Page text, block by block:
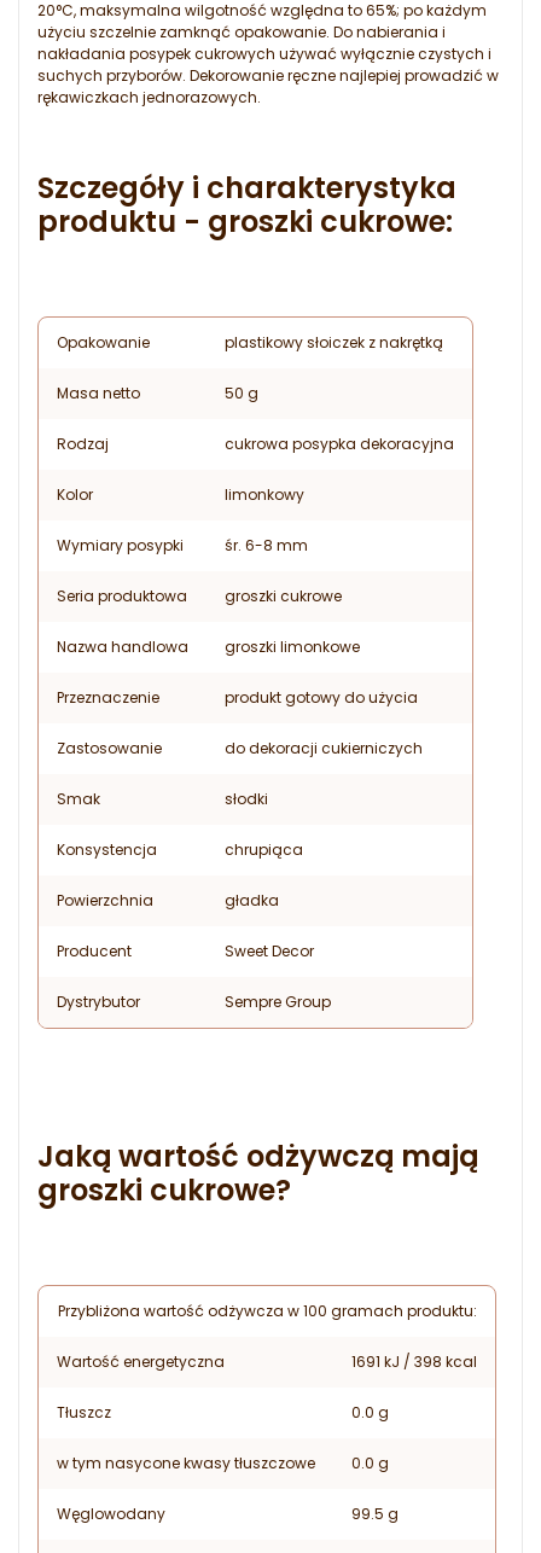
20°C, maksymalna wilgotność względna to 65%; po każdym
użyciu szczelnie zamknąć opakowanie. Do nabierania i
nakładania posypek cukrowych używać wyłącznie czystych i
suchych przyborów. Dekorowanie ręczne najlepiej prowadzić w
rękawiczkach jednorazowych.
Szczegóły i charakterystyka
produktu - groszki cukrowe:
Opakowanie plastikowy słoiczek z nakrętką
Masa netto 50 g
Rodzaj cukrowa posypka dekoracyjna
Kolor limonkowy
Wymiary posypki śr. 6-8 mm
Seria produktowa groszki cukrowe
Nazwa handlowa groszki limonkowe
Przeznaczenie produkt gotowy do użycia
Zastosowanie do dekoracji cukierniczych
Smak słodki
Konsystencja chrupiąca
Powierzchnia gładka
Producent Sweet Decor
Dystrybutor Sempre Group
Jaką wartość odżywczą mają
groszki cukrowe?
Przybliżona wartość odżywcza w 100 gramach produktu:
Wartość energetyczna 1691 kJ / 398 kcal
Tłuszcz 0.0 g
w tym nasycone kwasy tłuszczowe 0.0 g
Węglowodany 99.5 g